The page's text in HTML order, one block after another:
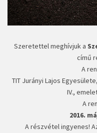
Szeretettel meghívjuk a
című
A
TIT Jurányi Lajos
IV.,
A
2016.
A részvétel ingyenes!